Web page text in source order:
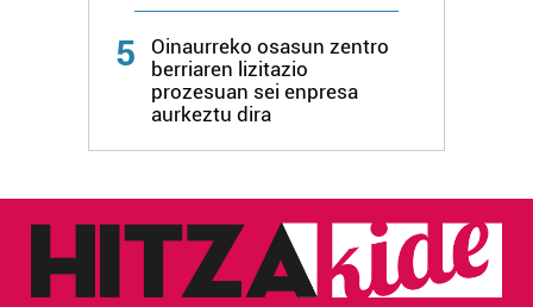
5
Oinaurreko osasun zentro
berriaren lizitazio
prozesuan sei enpresa
aurkeztu dira